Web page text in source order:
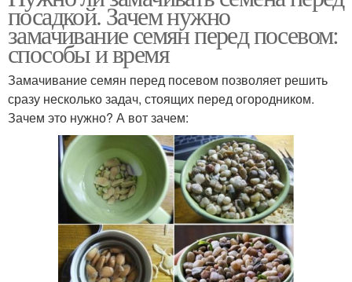
посадкой. Зачем нужно
замачивание семян перед посевом:
способы и время
Замачивание семян перед посевом позволяет решить
сразу несколько задач, стоящих перед огородником.
Зачем это нужно? А вот зачем: